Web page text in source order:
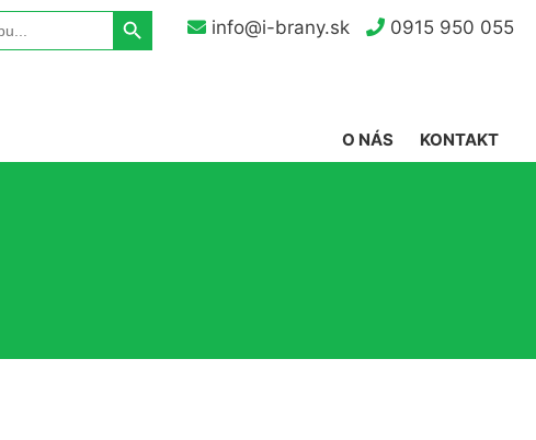
info@i-brany.sk 0915 950 055
Search Button
KONTAKT
O NÁS